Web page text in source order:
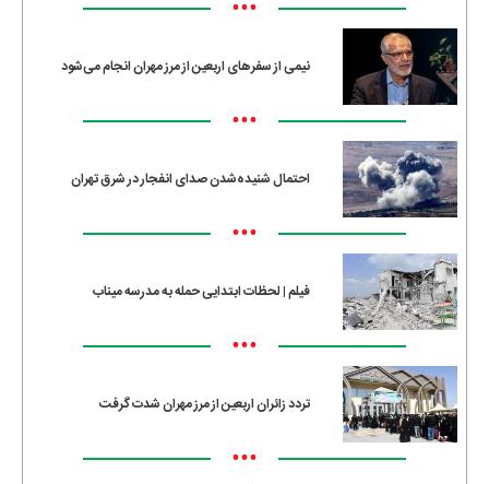
•••
نیمی از سفرهای اربعین از مرز مهران انجام می‌شود
•••
احتمال شنیده‌شدن صدای انفجار در شرق تهران
•••
فیلم | لحظات ابتدایی حمله به مدرسه میناب
•••
تردد زائران اربعین از مرز مهران شدت گرفت
•••